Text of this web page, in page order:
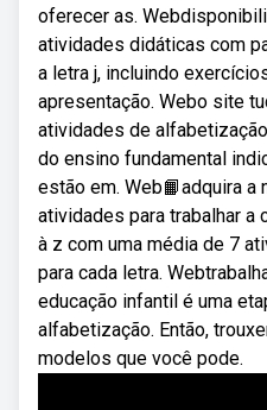
oferecer as.
atividades didáticas com
a letra j, incluindo
apresentação. Webo site
atividades de
do ensino fundamental
estão em. Web📙adquira
atividades para trabalhar a
à z com uma média de 7
para cada letra.
educação infantil é uma
alfabetização. Então,
modelos que você pode.